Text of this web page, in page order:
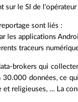
sur le SI de
sont liés :
les applications
traceurs
brokers qui
30.000 données, ce
religieuses, … La